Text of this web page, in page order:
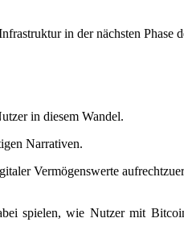
in der nächsten Phase
in diesem Wandel.
Narrativen.
Vermögenswerte
spielen, wie Nutzer mit